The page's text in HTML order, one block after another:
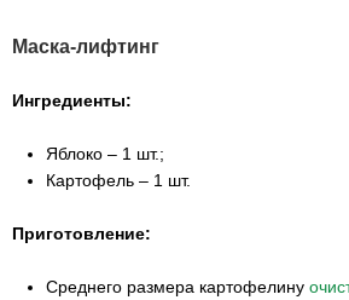
Маска-лифтинг
Ингредиенты:
Яблоко – 1 шт.;
Картофель – 1 шт.
Приготовление:
Среднего размера картофелину